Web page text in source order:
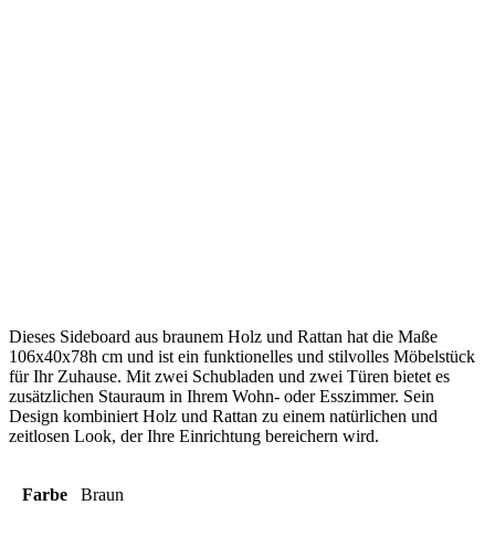
Dieses Sideboard aus braunem Holz und Rattan hat die Maße
106x40x78h cm und ist ein funktionelles und stilvolles Möbelstück
für Ihr Zuhause. Mit zwei Schubladen und zwei Türen bietet es
zusätzlichen Stauraum in Ihrem Wohn- oder Esszimmer. Sein
Design kombiniert Holz und Rattan zu einem natürlichen und
zeitlosen Look, der Ihre Einrichtung bereichern wird.
Farbe Braun